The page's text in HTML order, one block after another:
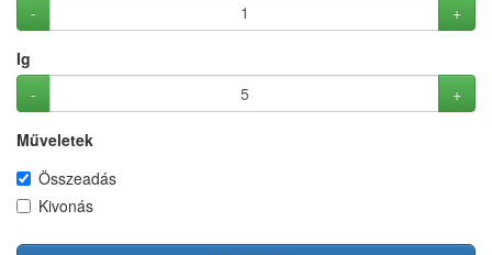
-
+
Ig
-
+
Műveletek
Összeadás
Kivonás